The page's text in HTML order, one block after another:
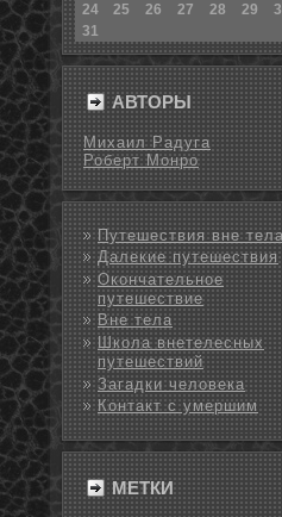
24
25 26 27 28 29
31
АВТОРЫ
Михаил Радуга
Роберт Монро
Путешествия вне
Далекие путешествия
Окончательное
путешествие
Вне тела
Школа внетелесных
путешествий
Загадки человека
Контакт с умершим
МЕТКИ